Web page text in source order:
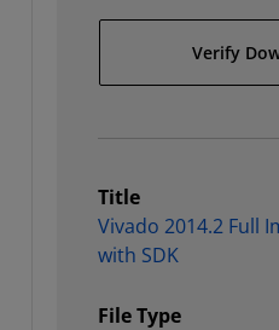
Verify
Title
Vivado 2014.2 Full
with SDK
File Type